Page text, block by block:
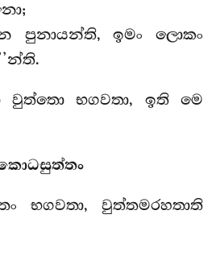
පුනායන්ති, ඉමං ලොකං
වුත්තො භගවතා, ඉති මෙ
භගවතා, වුත්තමරහතාති